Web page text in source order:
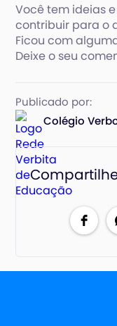
Você tem ideias
contribuir para o
Ficou com
Deixe o seu
Publicado por:
Colégio